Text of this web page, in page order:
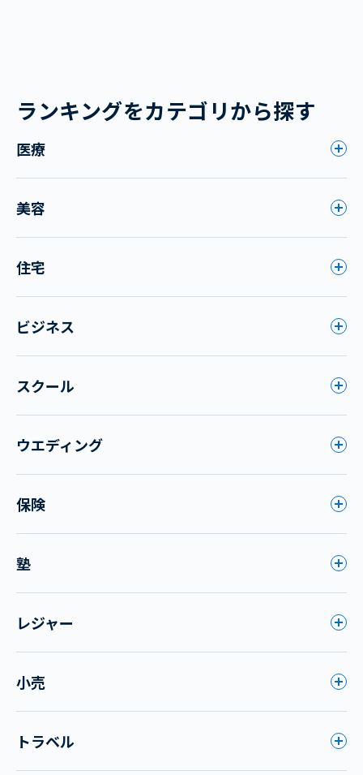
ランキングをカテゴリから探す
医療
美容
住宅
ビジネス
スクール
ウエディング
保険
塾
レジャー
小売
トラベル